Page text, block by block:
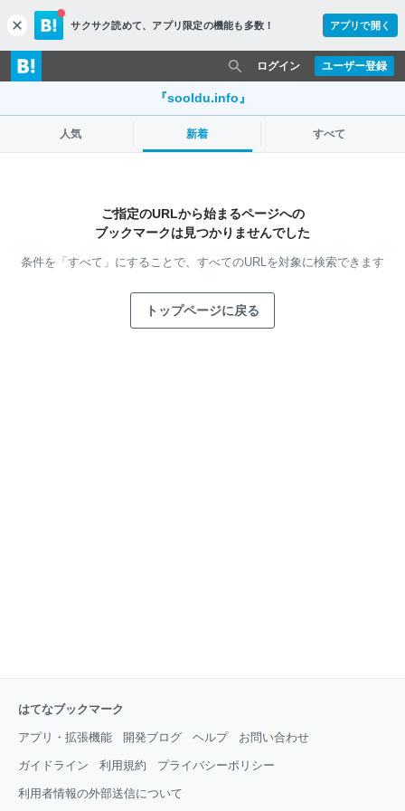
c
l
o
s
サクサク読めて、 アプリ限定の機能も多数！ アプリで開く
ユーザー登録
ログイン
『sooldu.info』
人気 新着 すべて
ご指定のURLから始まるページへの
ブックマークは見つかりませんでした
条件を「すべて」にすることで、 すべてのURLを対象に検索できます
トップページに戻る
はてなブックマーク
アプリ・拡張機能 開発ブログ ヘルプ お問い合わせ
ガイドライン 利用規約 プライバシーポリシー
利用者情報の外部送信について